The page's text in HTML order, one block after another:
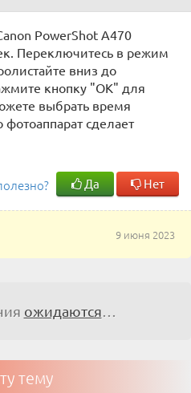
PowerShot A470
Переключитесь в режим
вниз до
кнопку "OK" для
выбрать время
сделает
Да Нет
9 июня 2023
ожидаются
тему